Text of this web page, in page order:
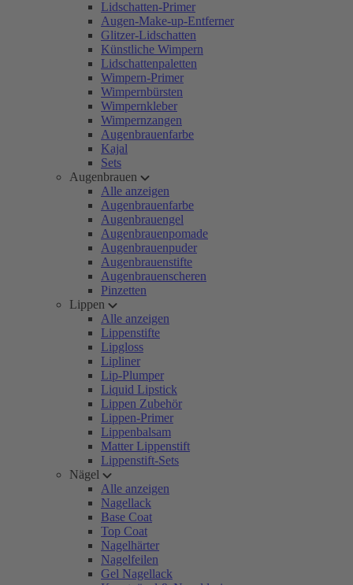
Lidschatten-Primer
Augen-Make-up-Entferner
Glitzer-Lidschatten
Künstliche Wimpern
Lidschattenpaletten
Wimpern-Primer
Wimpernbürsten
Wimpernkleber
Wimpernzangen
Augenbrauenfarbe
Kajal
Sets
Augenbrauen
Alle anzeigen
Augenbrauenfarbe
Augenbrauengel
Augenbrauenpomade
Augenbrauenpuder
Augenbrauenstifte
Augenbrauenscheren
Pinzetten
Lippen
Alle anzeigen
Lippenstifte
Lipgloss
Lipliner
Lip-Plumper
Liquid Lipstick
Lippen Zubehör
Lippen-Primer
Lippenbalsam
Matter Lippenstift
Lippenstift-Sets
Nägel
Alle anzeigen
Nagellack
Base Coat
Top Coat
Nagelhärter
Nagelfeilen
Gel Nagellack